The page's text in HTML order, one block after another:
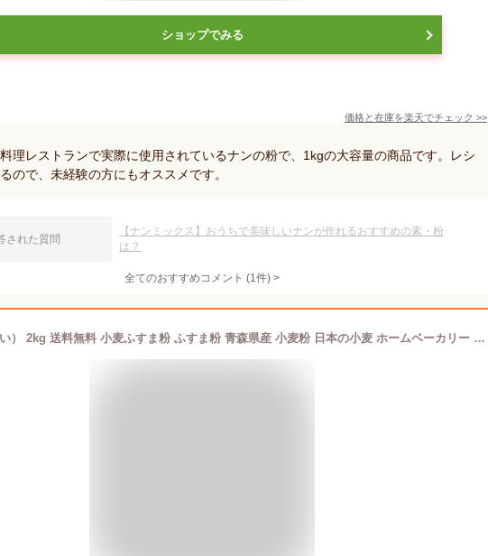
ショップでみる
価格と在庫を楽天でチェック >>
理レストランで実際に使用されているナンの粉で、1kgの大容量の商品です。レシ
ので、未経験の方にもオススメです。
された質問
【ナンミックス】おうちで美味しいナンが作れるおすすめの素・粉
は？
全てのおすすめコメント (1件) >
ふす（こまい） 2kg 送料無料 小麦ふすま粉 ふすま粉 青森県産 小麦粉 日本の小麦 ホームベーカリー 材料 ホーパン パン作り クッキー ドーナツ 小麦ブラン 小麦ふすまシリアル